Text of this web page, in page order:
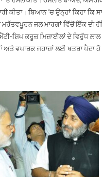
ਕਈ
ਟਿਕਾਣੇ
ਕੀਤੇ
ਤਬਾਹ
ਬਿਆਨ ‘ਚ ਉਨ੍ਹਾਂ ਕਿਹਾ ਕਿ
ਮਹੱਤਵਪੂਰਨ ਜਲ ਮਾਰਗਾਂ ਵਿੱਚੋਂ ਇੱਕ
ਸ਼ਿਪ ਕਰੂਜ਼ ਮਿਜ਼ਾਈਲਾਂ ਦੇ ਵਿਰੁੱਧ
ਅਤੇ ਵਪਾਰਕ ਜਹਾਜ਼ਾਂ ਲਈ ਖਤਰਾ ਪੈਦਾ ਹੋ